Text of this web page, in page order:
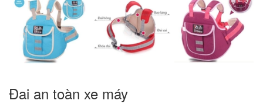
Đai an toàn xe máy